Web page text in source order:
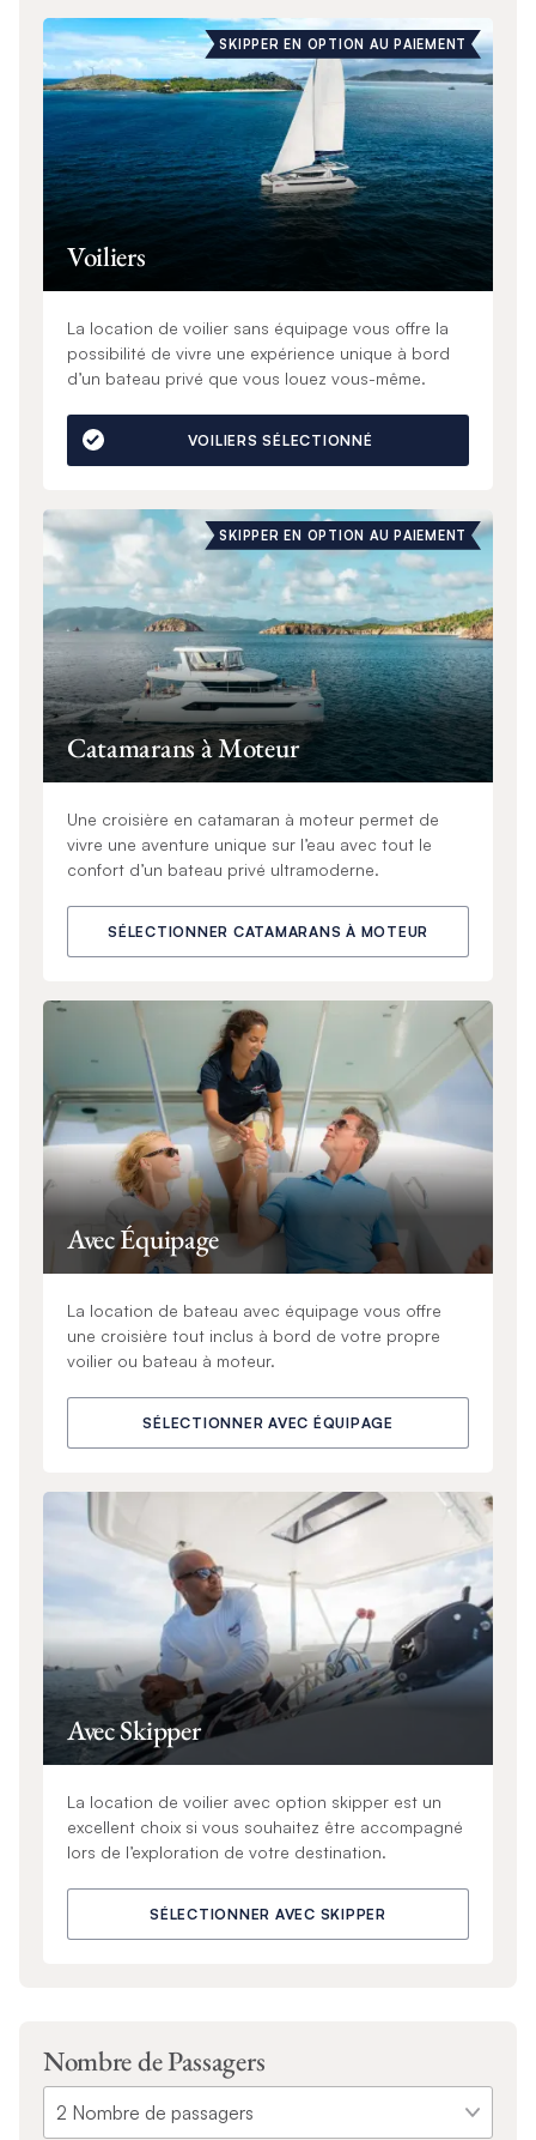
SKIPPER EN OPTION AU PAIEMENT
Voiliers
La location de voilier sans équipage vous offre la
possibilité de vivre une expérience unique à bord
d’un bateau privé que vous louez vous-même.
VOILIERS SÉLECTIONNÉ
SKIPPER EN OPTION AU PAIEMENT
Catamarans à Moteur
Une croisière en catamaran à moteur permet de
vivre une aventure unique sur l’eau avec tout le
confort d’un bateau privé ultramoderne.
SÉLECTIONNER CATAMARANS À MOTEUR
Avec Équipage
La location de bateau avec équipage vous offre
une croisière tout inclus à bord de votre propre
voilier ou bateau à moteur.
SÉLECTIONNER AVEC ÉQUIPAGE
Avec Skipper
La location de voilier avec option skipper est un
excellent choix si vous souhaitez être accompagné
lors de l’exploration de votre destination.
SÉLECTIONNER AVEC SKIPPER
Nombre de Passagers